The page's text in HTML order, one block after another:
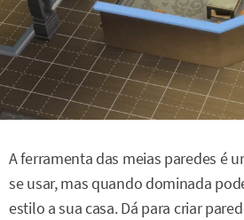
A ferramenta das meias paredes é
se usar, mas quando dominada
estilo a sua casa. Dá para criar